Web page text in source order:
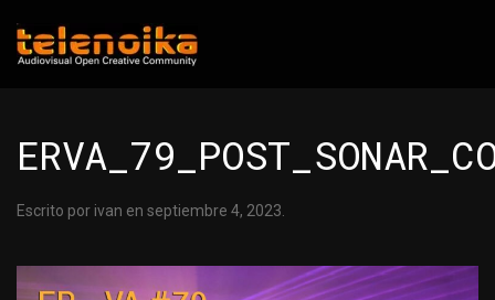
Ir al contenido principal
Escrito por ivan en septiembre 4, 2023